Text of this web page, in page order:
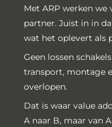
Met ARP werken we
partner. Juist in in
wat het oplevert als
Geen lossen
transport, montage
overlopen.
Dat is waar value
A naar B, maar van